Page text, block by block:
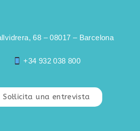
68 – 08017 – Barcelona
+34 932 038 800
Sol·licita una entrevista